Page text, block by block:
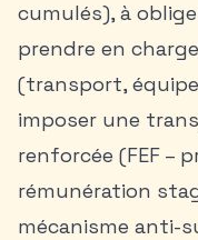
cumulés), à
prendre en
(transport,
imposer une
renforcée (FEF –
rémunération
mécanisme anti-